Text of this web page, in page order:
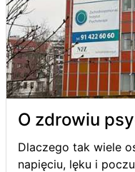
O zdrowiu
Dlaczego tak wiele
napięciu, lęku i